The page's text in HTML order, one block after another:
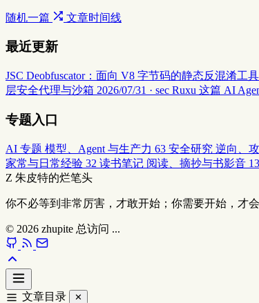
随机一篇 文章时间线
最近更新
JSC Deobfuscator：面向 V8 字节码的静态反混淆工具
层安全代理与沙箱 2026/07/31 · sec Ruxu 这篇 AI
专题入口
AI 专题 模型、Agent 与生产力 63 安全研究 逆向、
家常与日常经验 32 读书笔记 阅读、摘抄与书影音
Z 朱皮特的烂笔头
你不必等到非常厉害，才敢开始；你需要开始，才
© 2026 zhupite 总访问 ...
文章目录 ✕